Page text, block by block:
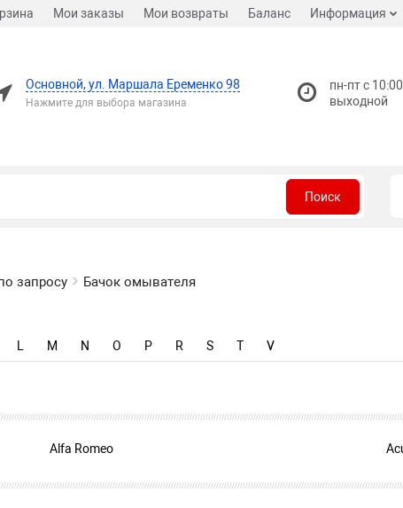
Мои заказы Мои возвраты Баланс Информация
Основной, ул. Маршала Еременко 98
Нажмите для выбора магазина
пн-пт с
выходной
Поиск
запросу Бачок омывателя
M N O P R S T V
Alfa Romeo